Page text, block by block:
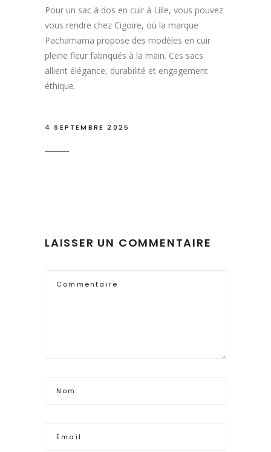
Pour un sac à dos en cuir à Lille, vous pouvez
vous rendre chez Cigoire, où la marque
Pachamama propose des modèles en cuir
pleine fleur fabriqués à la main. Ces sacs
allient élégance, durabilité et engagement
éthique.
4 SEPTEMBRE 2025
LAISSER UN COMMENTAIRE